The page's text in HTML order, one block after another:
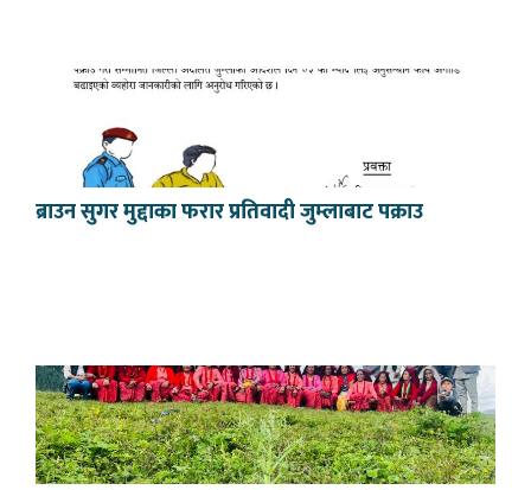
ब्राउन सुगर मुद्दाका फरार प्रतिवादी जुम्लाबाट पक्राउ